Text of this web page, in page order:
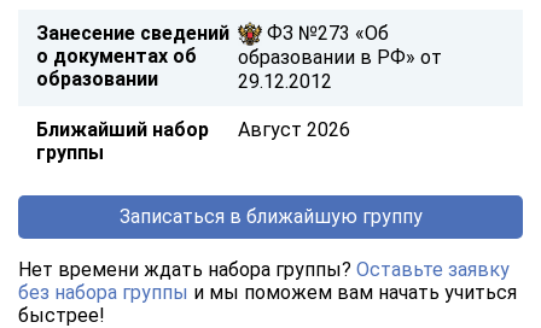
Занесение сведений
о документах об
образовании
ФЗ №273 «Об
образовании в РФ» от
29.12.2012
Ближайший набор
группы
Август 2026
Записаться в ближайшую группу
Нет времени ждать набора группы? Оставьте заявку
без набора группы и мы поможем вам начать учиться
быстрее!